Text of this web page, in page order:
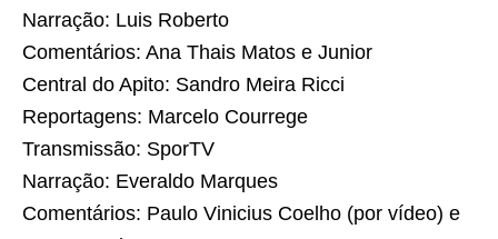
Narração: Luis Roberto
Comentários: Ana Thais Matos e Junior
Central do Apito: Sandro Meira Ricci
Reportagens: Marcelo Courrege
Transmissão: SporTV
Narração: Everaldo Marques
Comentários: Paulo Vinicius Coelho (por vídeo) e